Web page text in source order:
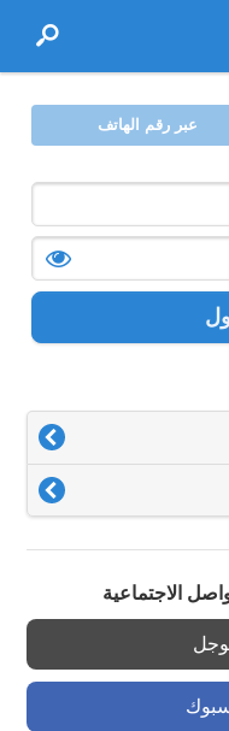
عبر رقم الهاتف
الاجتماعية